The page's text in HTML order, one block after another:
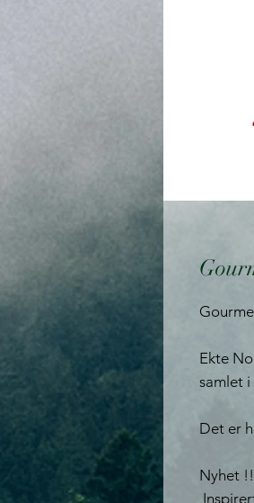
Ekte
samlet
Det er
Nyhet